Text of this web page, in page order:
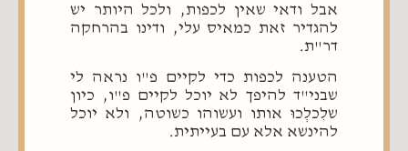
אבל ודאי שאין לכפות, ולכל היותר יש
להגדיר זאת כמאיס עלי, ודינו בהרחקה
דר"ת.
הטענה לכפות כדי לקיים פ"ו נראה לי
שבני"ד להיפך לא יוכל לקיים פ"ו, כיון
שלִכלְכוּ אותו ועשוהו כשוטה, ולא יוכל
להינשא אלא עם בעייתית.